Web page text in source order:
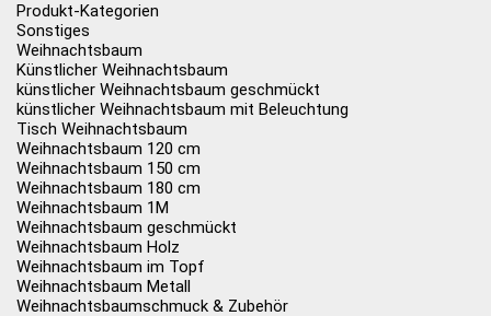
Produkt-Kategorien
Sonstiges
Weihnachtsbaum
Künstlicher Weihnachtsbaum
künstlicher Weihnachtsbaum geschmückt
künstlicher Weihnachtsbaum mit Beleuchtung
Tisch Weihnachtsbaum
Weihnachtsbaum 120 cm
Weihnachtsbaum 150 cm
Weihnachtsbaum 180 cm
Weihnachtsbaum 1M
Weihnachtsbaum geschmückt
Weihnachtsbaum Holz
Weihnachtsbaum im Topf
Weihnachtsbaum Metall
Weihnachtsbaumschmuck & Zubehör